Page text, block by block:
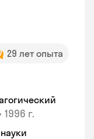
29 лет опыта
1996 г.